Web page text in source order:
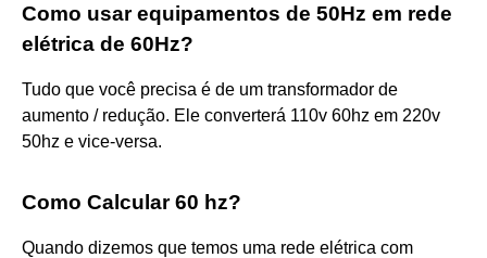
Como usar equipamentos de 50Hz em rede
elétrica de 60Hz?
Tudo que você precisa é de um transformador de
aumento / redução. Ele converterá 110v 60hz em 220v
50hz e vice-versa.
Como Calcular 60 hz?
Quando dizemos que temos uma rede elétrica com